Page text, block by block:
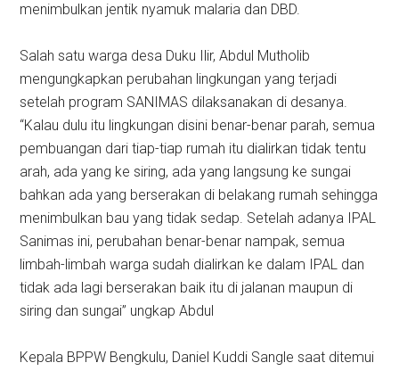
menimbulkan jentik nyamuk malaria dan DBD.
Salah satu warga desa Duku Ilir, Abdul Mutholib
mengungkapkan perubahan lingkungan yang terjadi
setelah program SANIMAS dilaksanakan di desanya.
“Kalau dulu itu lingkungan disini benar-benar parah, semua
pembuangan dari tiap-tiap rumah itu dialirkan tidak tentu
arah, ada yang ke siring, ada yang langsung ke sungai
bahkan ada yang berserakan di belakang rumah sehingga
menimbulkan bau yang tidak sedap. Setelah adanya IPAL
Sanimas ini, perubahan benar-benar nampak, semua
limbah-limbah warga sudah dialirkan ke dalam IPAL dan
tidak ada lagi berserakan baik itu di jalanan maupun di
siring dan sungai” ungkap Abdul
Kepala BPPW Bengkulu, Daniel Kuddi Sangle saat ditemui